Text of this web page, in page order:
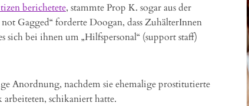
berichetete, stammte Prop K. sogar aus der
Gagged“ forderte Doogan, dass ZuhälterInnen
sich bei ihnen um „Hilfspersonal“ (support staff)
Anordnung, nachdem sie ehemalige prostitutierte
schikaniert hatte.